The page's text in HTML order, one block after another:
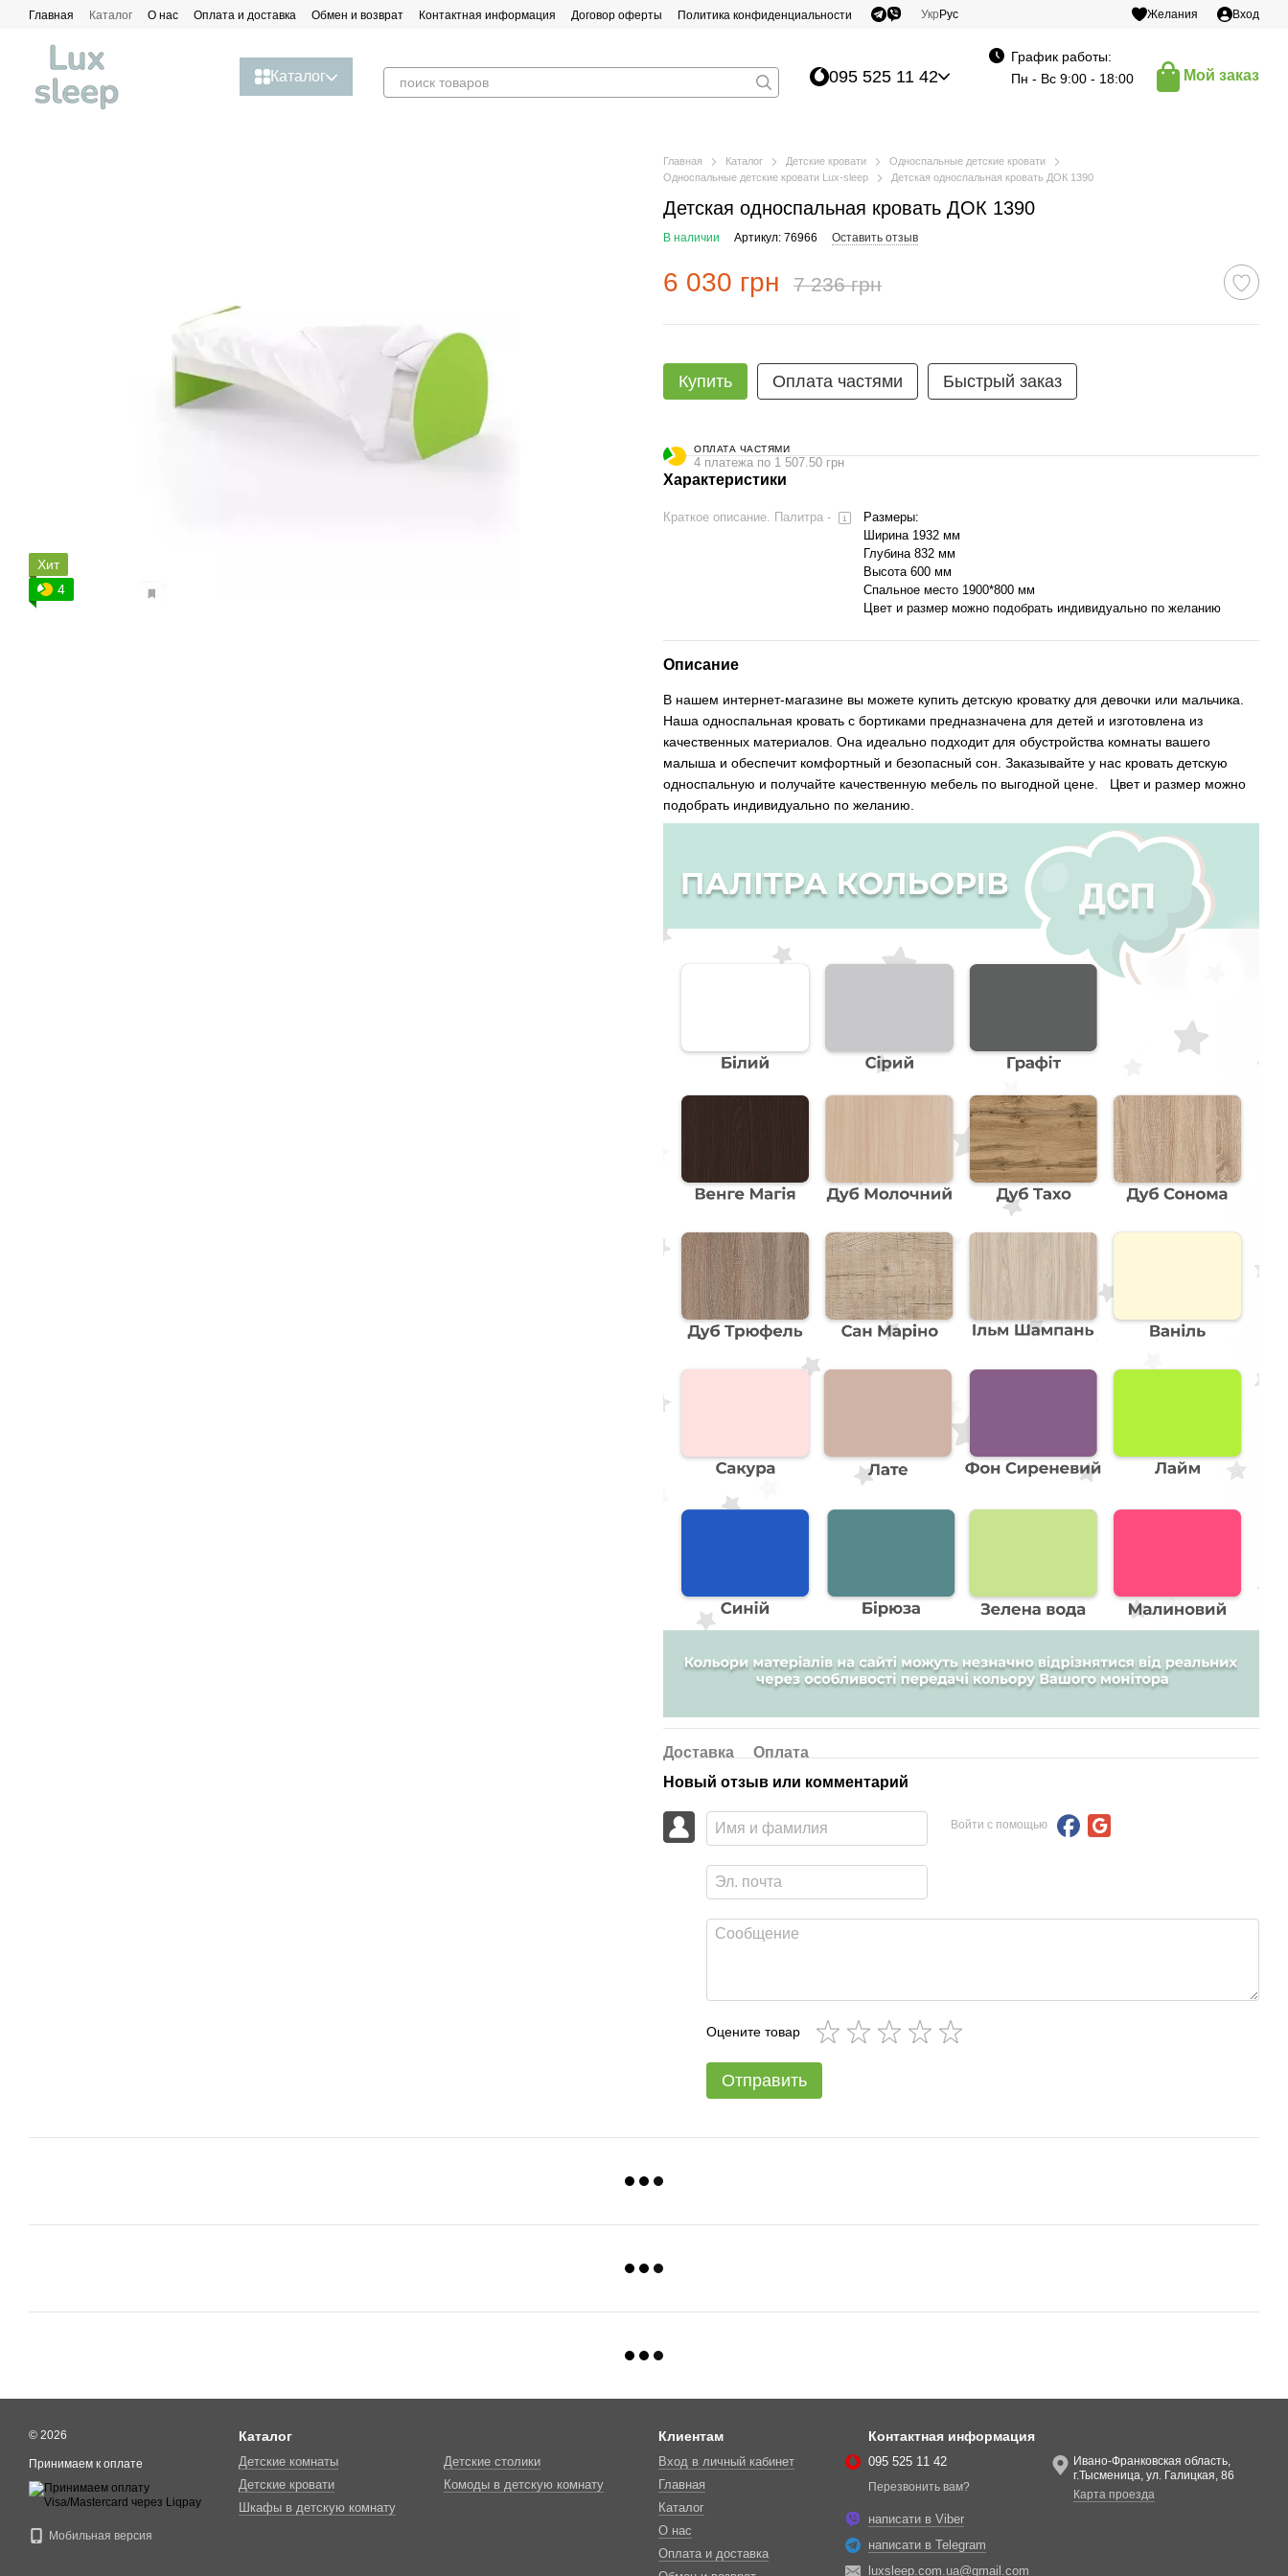
Перейти к основному контенту
Главная Каталог О нас Оплата и доставка Обмен и возврат Контактная информация Договор оферты Политика конфиденциальности Укр Рус Желания Вход
Каталог 095 525 11 42
График работы:
Пн - Вс 9:00 - 18:00
Мой заказ
Хит
4
Главная Каталог Детские кровати
Односпальные детские кровати
Односпальные детские кровати Lux-sleep
Детская односпальная кровать ДОК 1390
Детская односпальная кровать ДОК 1390
В наличии Артикул: 76966 Оставить отзыв
6 030 грн 7 236 грн
Купить Оплата частями Быстрый заказ
ОПЛАТА ЧАСТЯМИ
4 платежа по 1 507.50 грн
Характеристики
Краткое описание. Палитра -
Размеры:
Ширина 1932 мм
Глубина 832 мм
Высота 600 мм
Спальное место 1900*800 мм
Цвет и размер можно подобрать индивидуально по желанию
Описание
В нашем интернет-магазине вы можете купить детскую кроватку для девочки или мальчика.
Наша односпальная кровать с бортиками предназначена для детей и изготовлена из
качественных материалов. Она идеально подходит для обустройства комнаты вашего
малыша и обеспечит комфортный и безопасный сон. Заказывайте у нас кровать детскую
односпальную и получайте качественную мебель по выгодной цене. Цвет и размер можно
подобрать индивидуально по желанию.
Доставка
Оплата
Новый отзыв или комментарий
Войти с помощью
Оцените товар
Отправить
© 2026
Принимаем к оплате
Мобильная версия
Каталог
Детские комнаты
Детские кровати
Шкафы в детскую комнату
Детские столики
Комоды в детскую комнату
Клиентам
Вход в личный кабинет
Главная
Каталог
О нас
Оплата и доставка
Контактная информация
095 525 11 42
Перезвонить вам?
написати в Viber
написати в Telegram
luxsleep.com.ua@gmail.com
Ивано-Франковская область,
г.Тысменица, ул. Галицкая, 86
Карта проезда